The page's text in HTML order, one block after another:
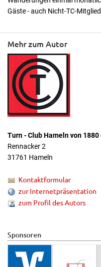
Gäste - auch Nicht-TC-
Mehr zum Autor
Turn - Club Hameln von 1880
Rennacker 2
31761 Hameln
Kontaktformular
zur Internetpräsentation
zum Profil des Autors
Sponsoren